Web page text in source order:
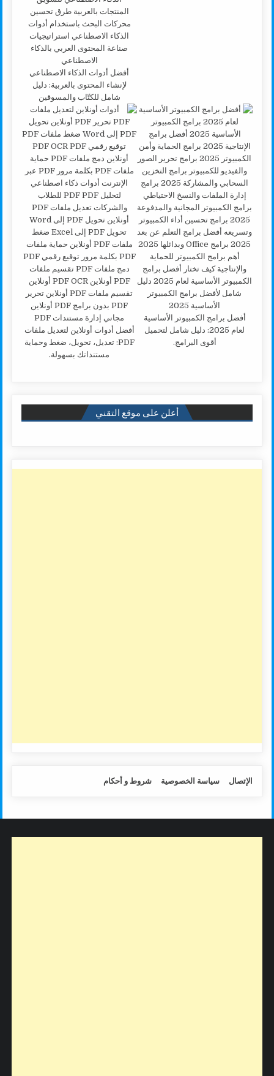
أفضل أدوات الذكاء الاصطناعي
لإنشاء المحتوى بالعربية: دليل
شامل للكتّاب والمسوقين
أفضل برامج الكمبيوتر الأساسية
لعام 2025: دليل شامل لتحميل
أقوى البرامج.
أفضل أدوات أونلاين لتعديل ملفات
PDF: تعديل، تحويل، ضغط وحماية
مستنداتك بسهولة.
أعلن على موقع التقني
الإتصال سياسة الخصوصية شروط و أحكام